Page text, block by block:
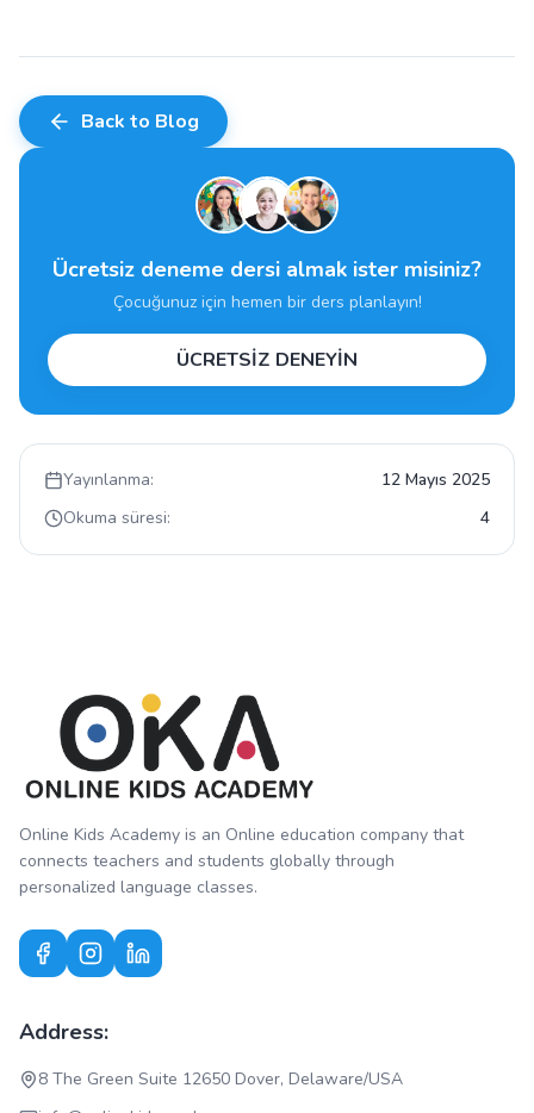
Back to Blog
Ücretsiz deneme dersi almak ister misiniz?
Çocuğunuz için hemen bir ders planlayın!
ÜCRETSİZ DENEYİN
Yayınlanma:
12 Mayıs 2025
Okuma süresi:
4
Online Kids Academy is an Online education company that
connects teachers and students globally through
personalized language classes.
Address:
8 The Green Suite 12650 Dover, Delaware/USA